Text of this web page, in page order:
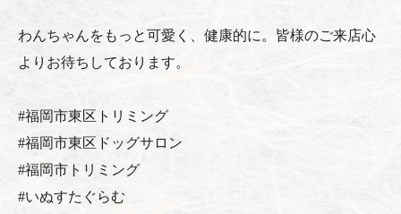
わんちゃんをもっと可愛く、健康的に。皆様のご来店心
よりお待ちしております。
#福岡市東区トリミング
#福岡市東区ドッグサロン
#福岡市トリミング
#いぬすたぐらむ